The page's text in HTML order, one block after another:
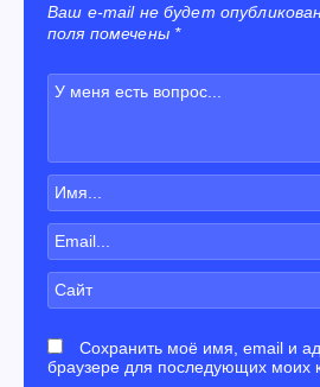
Ваш e-mail не будет
поля помечены *
Сохранить моё имя, email и
браузере для последующих моих